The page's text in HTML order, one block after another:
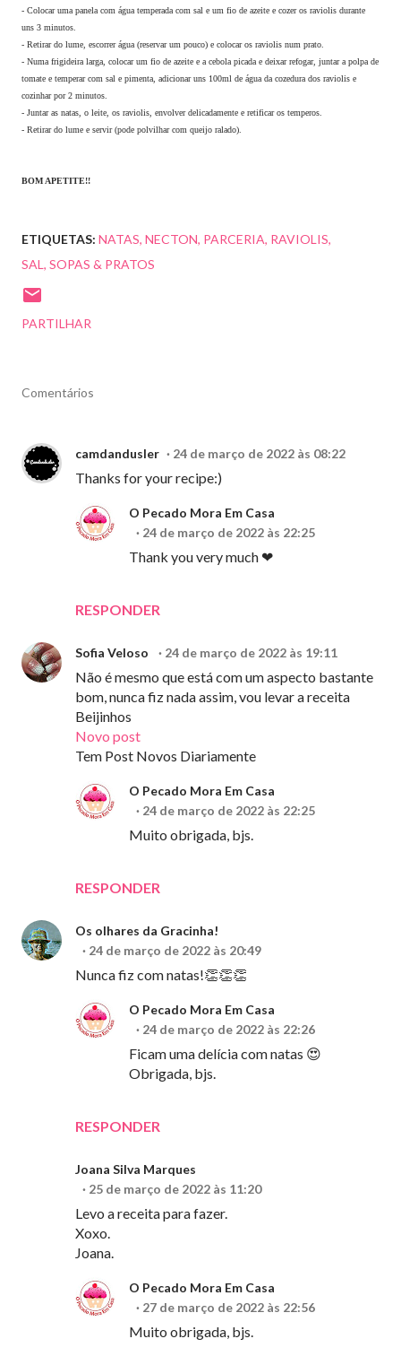
- Colocar uma panela com água temperada com sal e um fio de azeite e cozer os raviolis durante
uns 3 minutos.
- Retirar do lume, escorrer água (reservar um pouco) e colocar os raviolis num prato.
- Numa frigideira larga, colocar um fio de azeite e a cebola picada e deixar refogar, juntar a polpa de
tomate e temperar com sal e pimenta, adicionar uns 100ml de água da cozedura dos raviolis e
cozinhar por 2 minutos.
- Juntar as natas, o leite, os raviolis, envolver delicadamente e retificar os temperos.
- Retirar do lume e servir (pode polvilhar com queijo ralado).
BOM APETITE!!
ETIQUETAS: NATAS NECTON PARCERIA RAVIOLIS
SAL SOPAS & PRATOS
PARTILHAR
Comentários
camdandusler 24 de março de 2022 às 08:22
Thanks for your recipe:)
RESPONDER
O Pecado Mora Em Casa
24 de março de 2022 às 22:25
Thank you very much ❤
Sofia Veloso 24 de março de 2022 às 19:11
Não é mesmo que está com um aspecto bastante
bom, nunca fiz nada assim, vou levar a receita
Beijinhos
Novo post
Tem Post Novos Diariamente
RESPONDER
O Pecado Mora Em Casa
24 de março de 2022 às 22:25
Muito obrigada, bjs.
Os olhares da Gracinha!
24 de março de 2022 às 20:49
Nunca fiz com natas!👏👏👏
RESPONDER
O Pecado Mora Em Casa
24 de março de 2022 às 22:26
Ficam uma delícia com natas 😍
Obrigada, bjs.
Joana Silva Marques
25 de março de 2022 às 11:20
Levo a receita para fazer.
Xoxo.
Joana.
O Pecado Mora Em Casa
27 de março de 2022 às 22:56
Muito obrigada, bjs.